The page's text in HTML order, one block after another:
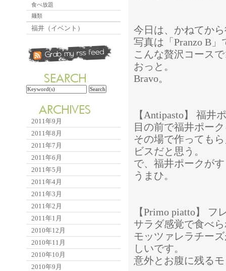
今日は、かねてか
写真は「Pranzo B」
こんな贅沢コース
おっと。
Bravo。
【Antipasto】 福井
目の前で福井ポー
その場で作っても
ビスだと思う。
で、福井ポークが
うまひ。
【Primo piatto】
サラダ感覚で食べ
モッツァレラチー
しいです。
意外とお腹に残る
食べ放題
麺類
福井（イベント）
2011年9月
2011年8月
2011年7月
2011年6月
2011年5月
2011年4月
2011年3月
2011年2月
2011年1月
2010年12月
2010年11月
2010年10月
2010年9月